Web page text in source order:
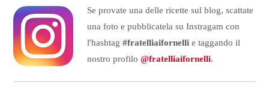
Se provate una delle ricette sul blog, scattate
una foto e pubblicatela su Instragam con
l'hashtag #fratelliaifornellie taggando il
nostro profilo @fratelliaifornelli.